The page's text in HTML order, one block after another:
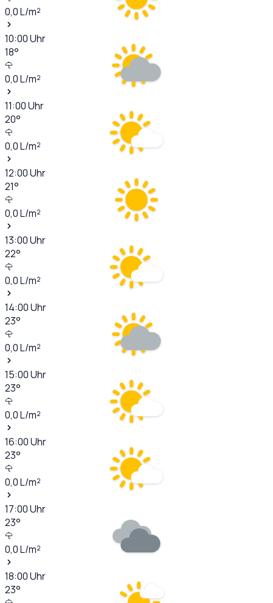
0,0L/m²
10:00Uhr
18°
0,0L/m²
11:00Uhr
20°
0,0L/m²
12:00Uhr
21°
0,0L/m²
13:00Uhr
22°
0,0L/m²
14:00Uhr
23°
0,0L/m²
15:00Uhr
23°
0,0L/m²
16:00Uhr
23°
0,0L/m²
17:00Uhr
23°
0,0L/m²
18:00Uhr
23°